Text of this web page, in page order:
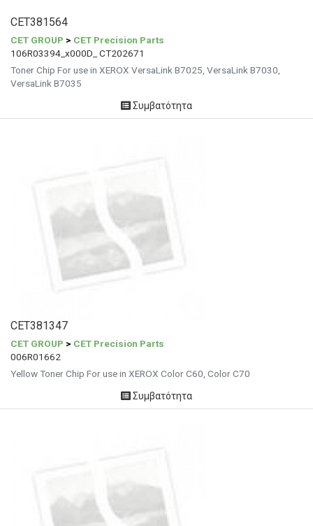
CET381564
CET GROUP > CET Precision Parts
106R03394_x000D_ CT202671
Toner Chip For use in XEROX VersaLink B7025, VersaLink B7030,
VersaLink B7035
Συμβατότητα
CET381347
CET GROUP > CET Precision Parts
006R01662
Yellow Toner Chip For use in XEROX Color C60, Color C70
Συμβατότητα